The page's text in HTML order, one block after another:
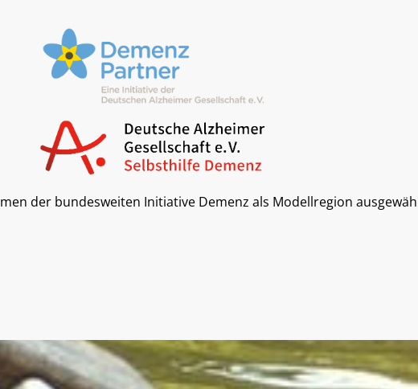
der bundesweiten Initiative Demenz als Modellregion